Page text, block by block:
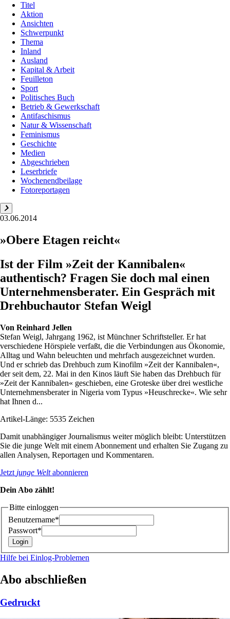
Titel
Aktion
Ansichten
Schwerpunkt
Thema
Inland
Ausland
Kapital & Arbeit
Feuilleton
Sport
Politisches Buch
Betrieb & Gewerkschaft
Antifaschismus
Natur & Wissenschaft
Feminismus
Geschichte
Medien
Abgeschrieben
Leserbriefe
Wochenendbeilage
Fotoreportagen
03.06.2014
»Obere Etagen reicht«
Ist der Film »Zeit der Kannibalen«
authentisch? Fragen Sie doch mal einen
Unternehmensberater. Ein Gespräch mit
Drehbuchautor Stefan Weigl
Von Reinhard Jellen
Stefan Weigl, Jahrgang 1962, ist Münchner Schriftsteller. Er hat
verschiedene Hörspiele verfaßt, die die Verbindungen aus Ökonomie,
Alltag und Wahn beleuchten und mehrfach ausgezeichnet wurden.
Und er schrieb das Drehbuch zum Kinofilm »Zeit der Kannibalen«,
der seit dem, 22. Mai in den Kinos läuft Sie haben das Drehbuch für
»Zeit der Kannibalen« geschieben, eine Groteske über drei westliche
Unternehmensberater in Nigeria vom Typus »Heuschrecke«. Wie sehr
hat Ihnen d...
Artikel-Länge: 5535 Zeichen
Damit unabhängiger Journalismus weiter möglich bleibt: Unterstützen
Sie die junge Welt mit einem Abonnement und erhalten Sie Zugang zu
allen Analysen, Reportagen und Kommentaren.
Jetzt junge Weltabonnieren
Dein Abo zählt!
Bitte einloggen
Benutzername*
Passwort*
Hilfe bei Einlog-Problemen
Abo abschließen
Gedruckt